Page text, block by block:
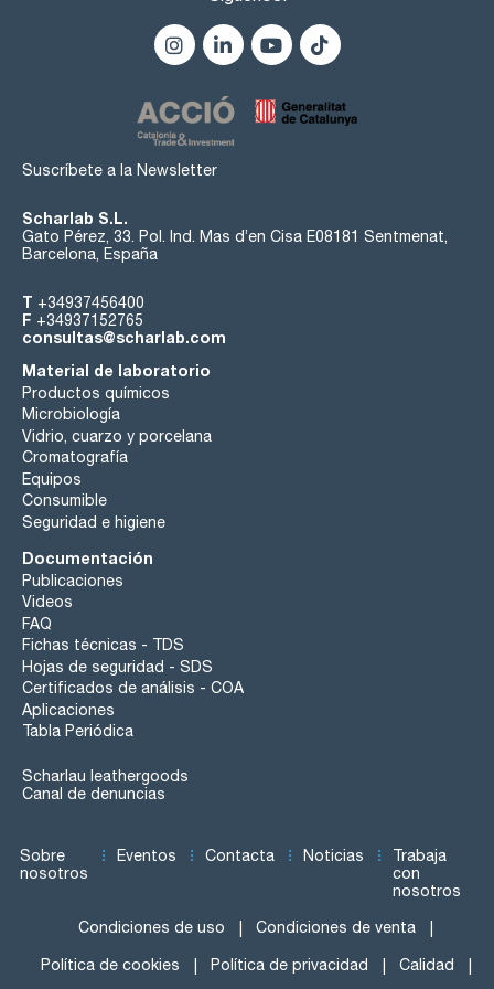
Suscríbete a la Newsletter
Scharlab S.L.
Gato Pérez, 33. Pol. Ind. Mas d’en Cisa E08181 Sentmenat,
Barcelona, España
T +34937456400
F +34937152765
consultas@scharlab.com
Material de laboratorio
Productos químicos
Microbiología
Vidrio, cuarzo y porcelana
Cromatografía
Equipos
Consumible
Seguridad e higiene
Documentación
Publicaciones
Videos
FAQ
Fichas técnicas - TDS
Hojas de seguridad - SDS
Certificados de análisis - COA
Aplicaciones
Tabla Periódica
Scharlau leathergoods
Canal de denuncias
Sobre
nosotros
Eventos Contacta Noticias
Trabaja
con
nosotros
Condiciones de uso Condiciones de venta
Política de cookies Política de privacidad Calidad